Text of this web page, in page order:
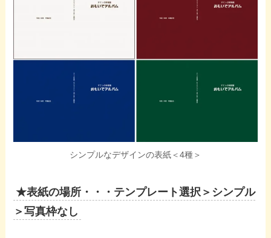
シンプルなデザインの表紙＜4種＞
★表紙の場所・・・テンプレート選択＞シンプル
＞写真枠なし